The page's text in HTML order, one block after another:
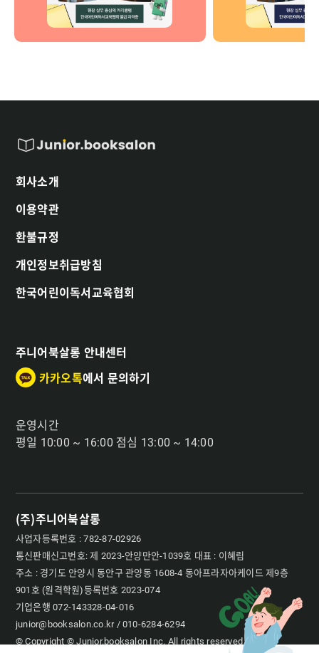
회사소개
이용약관
환불규정
개인정보취급방침
한국어린이독서교육협회
주니어북살롱 안내센터
카카오톡에서 문의하기
운영시간
평일 10:00 ~ 16:00 점심 13:00 ~ 14:00
(주)주니어북살롱
사업자등록번호 : 782-87-02926
통신판매신고번호: 제 2023-안양만안-1039호 대표 : 이혜림
주소 : 경기도 안양시 동안구 관양동 1608-4 동아프라자아케이드 제9층
901호 (원격학원)등록번호 2023-074
기업은행 072-143328-04-016
junior@booksalon.co.kr / 010-6284-6294
© Copyright © Junior.booksalon Inc. All rights reserved